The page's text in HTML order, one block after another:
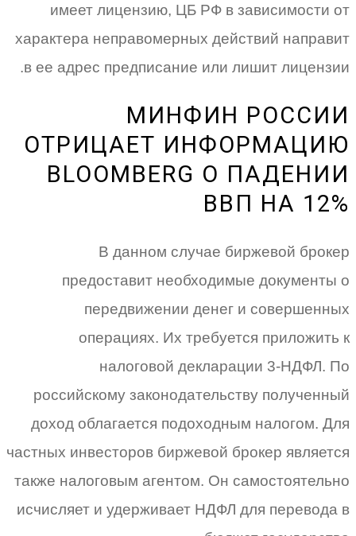
имеет лицензию, ЦБ РФ в зависимости от
характера неправомерных действий направит
в ее адрес предписание или лишит лицензии.
МИНФИН РОССИИ
ОТРИЦАЕТ ИНФОРМАЦИЮ
BLOOMBERG О ПАДЕНИИ
ВВП НА 12%
В данном случае биржевой брокер
предоставит необходимые документы о
передвижении денег и совершенных
операциях. Их требуется приложить к
налоговой декларации 3-НДФЛ. По
российскому законодательству полученный
доход облагается подоходным налогом. Для
частных инвесторов биржевой брокер является
также налоговым агентом. Он самостоятельно
исчисляет и удерживает НДФЛ для перевода в